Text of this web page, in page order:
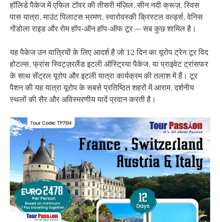
हॉलिडे पैकेज में एफिल टॉवर की तीसरी मंज़िल, सीन नदी क्रूज़, स्विस
पास यात्रा, माउंट पिलाटस भ्रमण, स्वारोवस्की क्रिस्टल वर्ल्ड्स, वेनिस
गोंडोला राइड और रोम हॉप-ऑन हॉप-ऑफ टूर — सब कुछ शामिल है।
यह पैकेज उन यात्रियों के लिए आदर्श है जो 12 दिन का यूरोप ट्रेन टूर विद
होटल्स, फ्रांस स्विट्ज़रलैंड इटली ऑस्ट्रिया पैकेज, या प्राइवेट ट्रांसफर
के साथ सेंट्रल यूरोप और इटली यात्रा कार्यक्रम की तलाश में हैं। टूर
पैशन की यह यात्रा यूरोप के सबसे प्रतिष्ठित शहरों में आराम, दर्शनीय
स्थलों की सैर और अविस्मरणीय यादें प्रदान करती है।